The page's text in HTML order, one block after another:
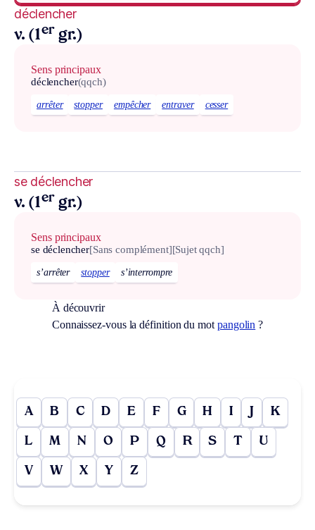
déclencher
v. (1er gr.)
Sens principaux
déclencher(qqch)
arrêter stopper empêcher entraver cesser
se déclencher
v. (1er gr.)
Sens principaux
se déclencher[Sans complément][Sujet qqch]
s’arrêter stopper s’interrompre
À découvrir
Connaissez-vous la définition du mot pangolin ?
A B C D E F G H I J K
L M N O P Q R S T U
V W X Y Z